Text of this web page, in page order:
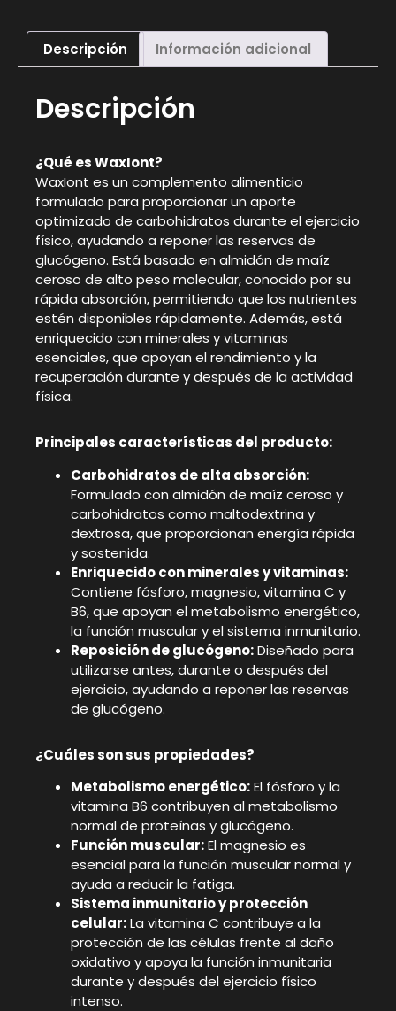
Descripción Información adicional
Descripción
¿Qué es WaxIont?
WaxIont es un complemento alimenticio
formulado para proporcionar un aporte
optimizado de carbohidratos durante el ejercicio
físico, ayudando a reponer las reservas de
glucógeno. Está basado en almidón de maíz
ceroso de alto peso molecular, conocido por su
rápida absorción, permitiendo que los nutrientes
estén disponibles rápidamente. Además, está
enriquecido con minerales y vitaminas
esenciales, que apoyan el rendimiento y la
recuperación durante y después de la actividad
física.
Principales características del producto:
Carbohidratos de alta absorción:
Formulado con almidón de maíz ceroso y
carbohidratos como maltodextrina y
dextrosa, que proporcionan energía rápida
y sostenida.
Enriquecido con minerales y vitaminas:
Contiene fósforo, magnesio, vitamina C y
B6, que apoyan el metabolismo energético,
la función muscular y el sistema inmunitario.
Reposición de glucógeno:Diseñado para
utilizarse antes, durante o después del
ejercicio, ayudando a reponer las reservas
de glucógeno.
¿Cuáles son sus propiedades?
Metabolismo energético:El fósforo y la
vitamina B6 contribuyen al metabolismo
normal de proteínas y glucógeno.
Función muscular:El magnesio es
esencial para la función muscular normal y
ayuda a reducir la fatiga.
Sistema inmunitario y protección
celular:La vitamina C contribuye a la
protección de las células frente al daño
oxidativo y apoya la función inmunitaria
durante y después del ejercicio físico
intenso.